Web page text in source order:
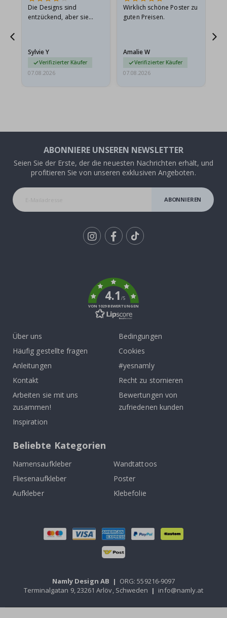
Die Designs sind
entzückend, aber sie
sie…
Sylvie Y
Verifizierter Käufer
07.08.2026
Wirklich schöne Poster zu
guten Preisen.
Amalie W
Verifizierter Käufer
07.08.2026
ABONNIERE UNSEREN NEWSLETTER
Seien Sie der Erste, der die neuesten Nachrichten erhält, und
profitieren Sie von unseren exklusiven Angeboten.
ABONNIEREN
4.1/5
VON 1029 BEWERTUNGEN
Über uns
Häufig gestellte fragen
Anleitungen
Kontakt
Arbeiten sie mit uns
zusammen!
Inspiration
Bedingungen
Cookies
#yesnamly
Recht zu stornieren
Bewertungen von
zufriedenen kunden
Beliebte Kategorien
Namensaufkleber
Wandtattoos
Fliesenaufkleber
Poster
Aufkleber
Klebefolie
Namly Design AB | ORG: 559216-9097
Terminalgatan 9, 23261 Arlöv, Schweden | info@namly.at